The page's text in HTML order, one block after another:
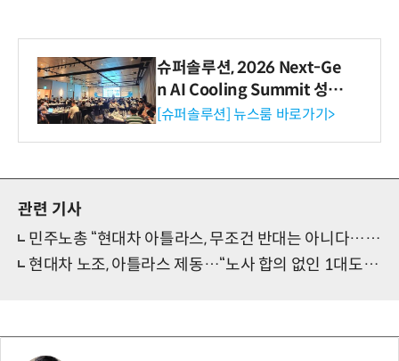
슈퍼솔루션, 2026 Next-Ge
n AI Cooling Summit 성황
리 성료
[슈퍼솔루션] 뉴스룸 바로가기>
관련 기사
민주노총 “현대차 아틀라스, 무조건 반대는 아니다…충분한 숙의 필요”
현대차 노조, 아틀라스 제동…“노사 합의 없인 1대도 안돼”